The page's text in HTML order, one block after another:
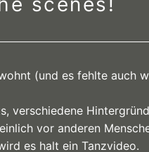
(und es fehlte auch
verschiedene
vor anderen
es halt ein Tanzvideo.